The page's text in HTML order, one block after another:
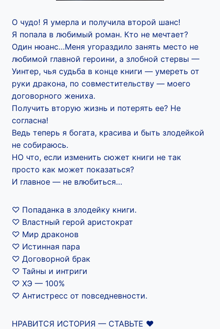
О чудо! Я умерла и получила второй шанс!
Я попала в любимый роман. Кто не мечтает?
Один нюанс…Меня угораздило занять место не
любимой главной героини, а злобной стервы —
Уинтер, чья судьба в конце книги — умереть от
руки дракона, по совместительству — моего
договорного жениха.
Получить вторую жизнь и потерять ее? Не
согласна!
Ведь теперь я богата, красива и быть злодейкой
не собираюсь.
НО что, если изменить сюжет книги не так
просто как может показаться?
И главное — не влюбиться…
♡ Попаданка в злодейку книги.
♡ Властный герой аристократ
♡ Мир драконов
♡ Истинная пара
♡ Договорной брак
♡ Тайны и интриги
♡ ХЭ — 100%
♡ Антистресс от повседневности.
НРАВИТСЯ ИСТОРИЯ — СТАВЬТЕ ❤